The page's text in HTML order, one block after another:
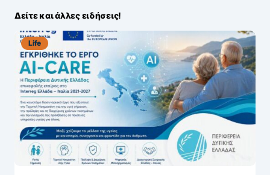
Δείτε και άλλες ειδήσεις!
Life